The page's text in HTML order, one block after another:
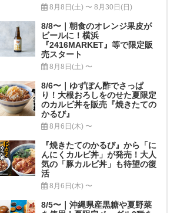
8月8日(土) 〜 8月30日(日)
8/8〜｜朝食のオレンジ果皮が
ビールに！横浜
『2416MARKET』等で限定販
売スタート
8月8日(土) 〜
8/6〜｜ゆずぽん酢でさっぱ
り！大根おろしをのせた夏限定
のカルビ丼を販売『焼きたての
かるび』
8月6日(木) 〜
『焼きたてのかるび』から「に
んにくカルビ丼」が発売！大人
気の「豚カルビ丼」も待望の復
活
8月6日(木) 〜
8/5〜｜沖縄県産黒糖や夏野菜